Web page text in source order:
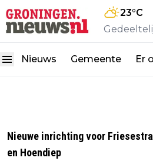
23°C
Nieuws Gemeente Er
Nieuwe inrichting voor
en Hoendiep